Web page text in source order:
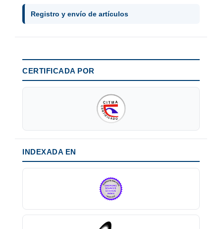
Registro y envío de artículos
CERTIFICADA POR
INDEXADA EN